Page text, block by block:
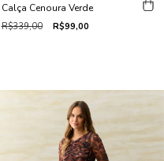
Calça Cenoura Verde
R$339,00 R$99,00